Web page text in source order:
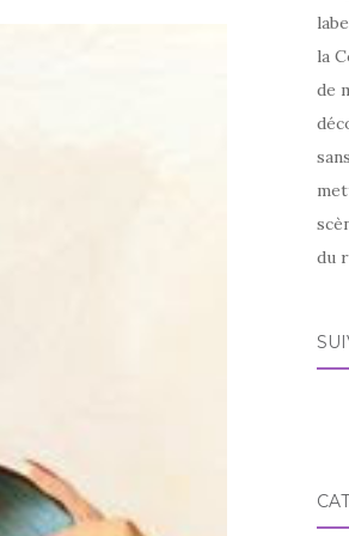
la
de
du